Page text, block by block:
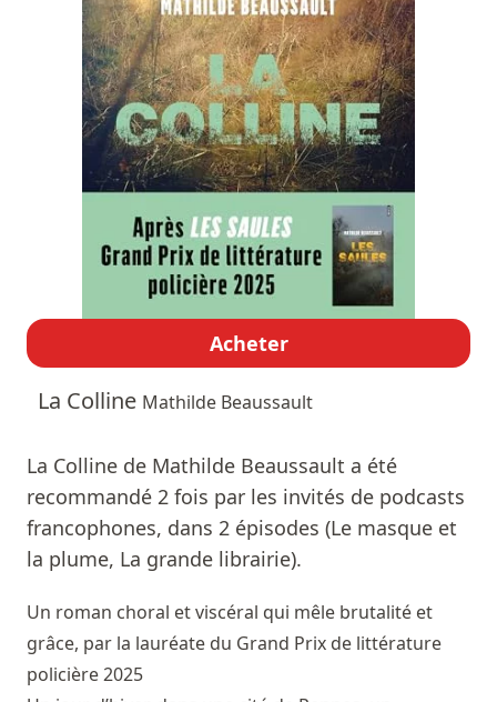
Acheter
La Colline Mathilde Beaussault
La Colline de Mathilde Beaussault a été
recommandé 2 fois par les invités de podcasts
francophones, dans 2 épisodes (Le masque et
la plume, La grande librairie).
Un roman choral et viscéral qui mêle brutalité et
grâce, par la lauréate du Grand Prix de littérature
policière 2025
Livres les plus recommandés
Prix littéraires